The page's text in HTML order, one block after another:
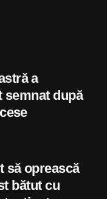
a
semnat după
să oprească
bătut cu